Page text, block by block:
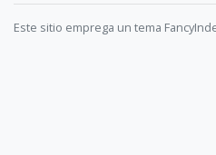
Este sitio emprega un tema